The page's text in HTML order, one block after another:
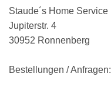
Staude´s Home Service
Jupiterstr. 4
30952 Ronnenberg
Bestellungen / Anfragen: